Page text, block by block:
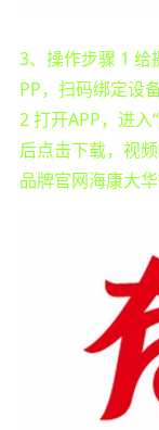
3、操作步骤 1 给
PP，扫码绑定设
2 打开APP，进入
后点击下载，视
品牌官网海康大